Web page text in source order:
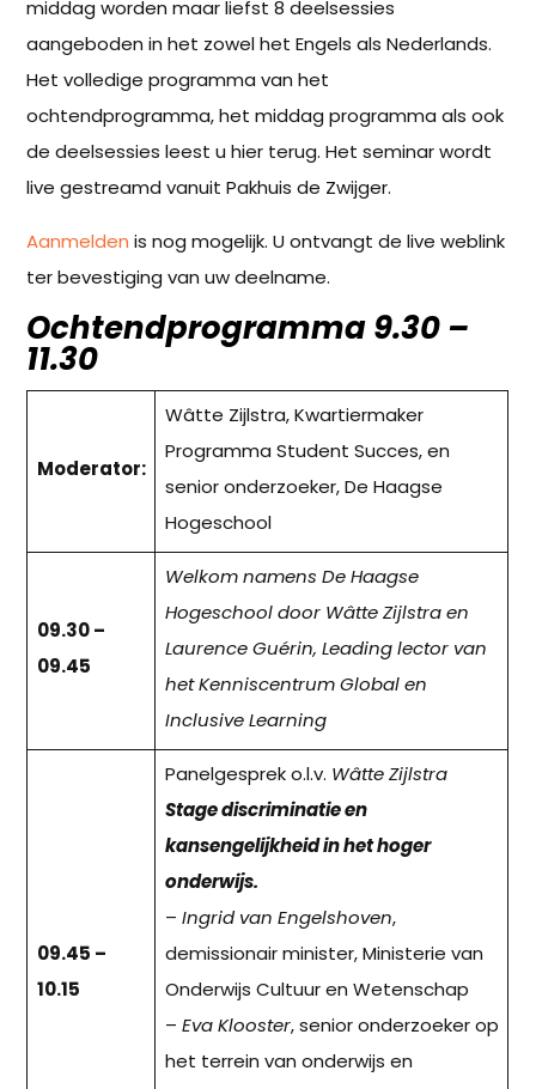
middag worden maar liefst 8 deelsessies
aangeboden in het zowel het Engels als Nederlands.
Het volledige programma van het
ochtendprogramma, het middag programma als ook
de deelsessies leest u hier terug. Het seminar wordt
live gestreamd vanuit Pakhuis de Zwijger.
Aanmelden is nog mogelijk. U ontvangt de live weblink
ter bevestiging van uw deelname.
Ochtendprogramma 9.30 –
11.30
Moderator:
Wâtte Zijlstra, Kwartiermaker
Programma Student Succes, en
senior onderzoeker, De Haagse
Hogeschool
09.30 –
09.45
Welkom namens De Haagse
Hogeschool door Wâtte Zijlstra en
Laurence Guérin, Leading lector van
het Kenniscentrum Global en
Inclusive Learning
09.45 –
10.15
Panelgesprek o.l.v. Wâtte Zijlstra
Stage discriminatie en
kansengelijkheid in het hoger
onderwijs.
– Ingrid van Engelshoven,
demissionair minister, Ministerie van
Onderwijs Cultuur en Wetenschap
– Eva Klooster, senior onderzoeker op
het terrein van onderwijs en